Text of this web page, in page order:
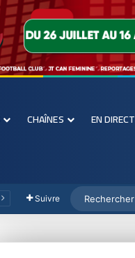
CHAÎNES EN DIRECT
Suivre